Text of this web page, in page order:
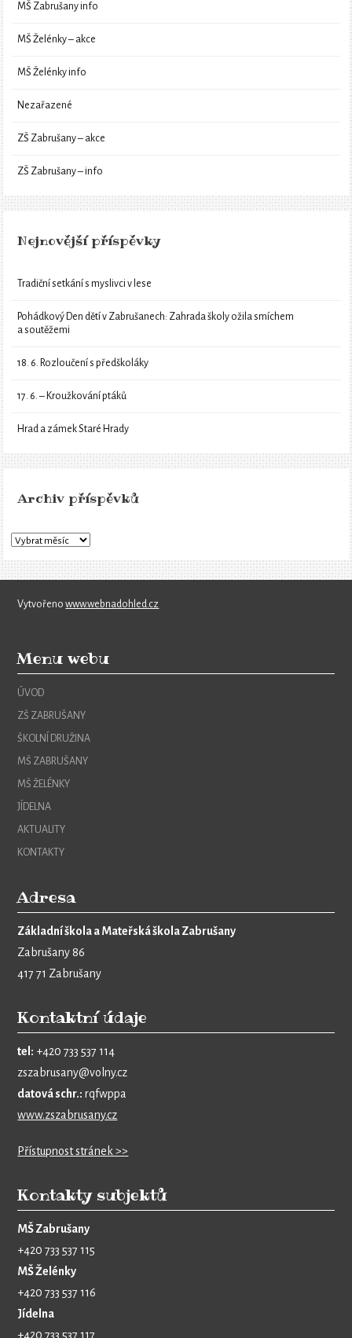
MŠ Zabrušany info
MŠ Želénky – akce
MŠ Želénky info
Nezařazené
ZŠ Zabrušany – akce
ZŠ Zabrušany – info
Nejnovější příspěvky
Tradiční setkání s myslivci v lese
Pohádkový Den dětí v Zabrušanech: Zahrada školy ožila smíchem
a soutěžemi
18. 6. Rozloučení s předškoláky
17. 6. – Kroužkování ptáků
Hrad a zámek Staré Hrady
Archiv příspěvků
Vytvořenowww.webnadohled.cz
Menu webu
ÚVOD
ZŠ ZABRUŠANY
ŠKOLNÍ DRUŽINA
MŠ ZABRUŠANY
MŠ ŽELÉNKY
JÍDELNA
AKTUALITY
KONTAKTY
Adresa
Základní škola a Mateřská škola Zabrušany
Zabrušany 86
417 71 Zabrušany
Kontaktní údaje
tel: +420 733 537 114
zszabrusany@volny.cz
datová schr.: rqfwppa
www.zszabrusany.cz
Přístupnost stránek >>
Kontakty subjektů
MŠ Zabrušany
+420 733 537 115
MŠ Želénky
+420 733 537 116
Jídelna
+420 733 537 117